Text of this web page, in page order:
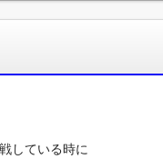
している時に